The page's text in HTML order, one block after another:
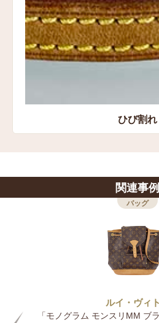
ひび割れ
関連事例
バッグ
ルイ・ヴィ
「モノグラム モンスリMM ブ